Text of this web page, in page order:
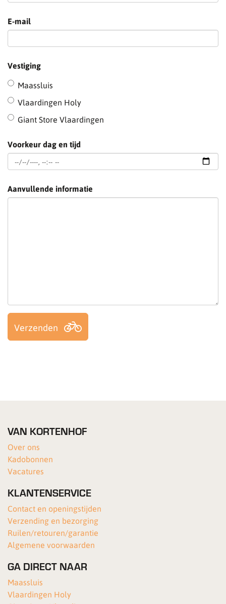
E-mail
Vestiging
Maassluis
Vlaardingen Holy
Giant Store Vlaardingen
Voorkeur dag en tijd
Aanvullende informatie
Verzenden
VAN KORTENHOF
Over ons
Kadobonnen
Vacatures
KLANTENSERVICE
Contact en openingstijden
Verzending en bezorging
Ruilen/retouren/garantie
Algemene voorwaarden
GA DIRECT NAAR
Maassluis
Vlaardingen Holy